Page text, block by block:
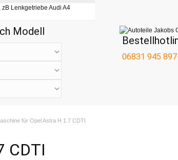
Lenkgetriebe Audi A4
Modell
06831 945
für Opel Astra H 1.7 CDTI
CDTI